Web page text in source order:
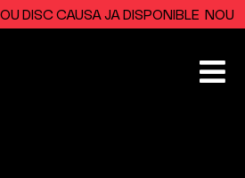
CAUSA JA DISPONIBLE